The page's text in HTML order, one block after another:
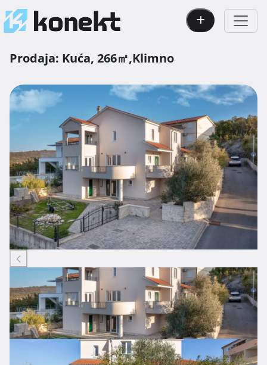
Prodaja: Kuća, 266㎡,Klimno